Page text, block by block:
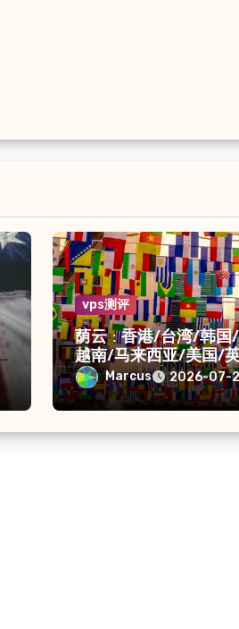
vps测评
荫云 : 香港/台湾/韩国
越南/马来西亚/美国/
国/德国/西班牙等多地
生IP /住宅IP/双ISP
Marcus 2026-07-